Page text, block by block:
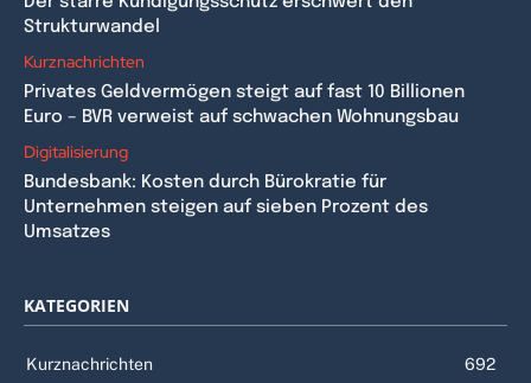
Strukturwandel
Kurznachrichten
Privates Geldvermögen steigt auf fast 10 Billionen
Euro – BVR verweist auf schwachen Wohnungsbau
Digitalisierung
Bundesbank: Kosten durch Bürokratie für
Unternehmen steigen auf sieben Prozent des
Umsatzes
KATEGORIEN
Kurznachrichten
692